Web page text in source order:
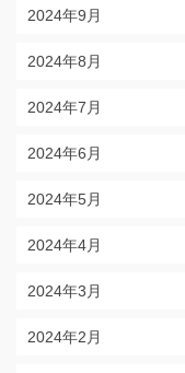
2024年9月
2024年8月
2024年7月
2024年6月
2024年5月
2024年4月
2024年3月
2024年2月